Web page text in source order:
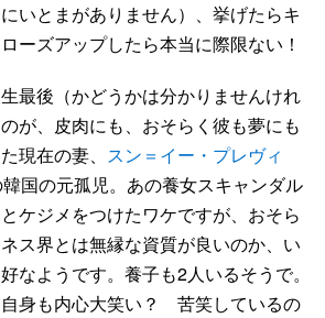
いとまがありません）、挙げたらキ
ーズアップしたら本当に際限ない！
最後（かどうかは分かりませんけれ
が、皮肉にも、おそらく彼も夢にも
現在の妻、 スン＝イー・プレヴィ
国の元孤児。あの養女スキャンダル
ケジメをつけたワケですが、おそら
ス界とは無縁な資質が良いのか、い
なようです。養子も2人いるそうで。
身も内心大笑い？ 苦笑しているの